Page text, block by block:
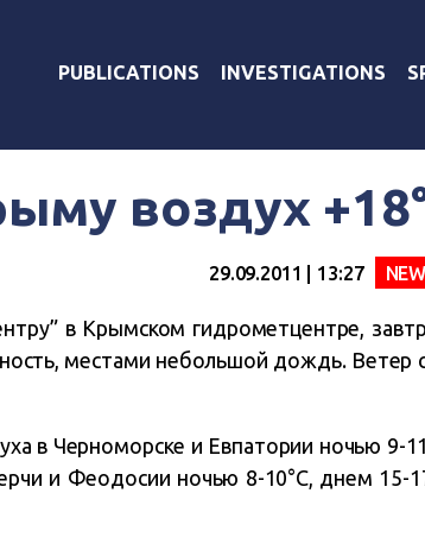
PUBLICATIONS INVESTIGATIONS
воздух
29.09.2011 | 13:27
в Крымском гидрометцентре,
местами небольшой дождь.
в Черноморске и Евпатории ночью 9-
и Феодосии ночью 8-10°C, днем 15-